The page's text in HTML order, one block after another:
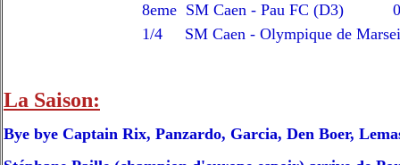
8eme SM Caen - Pau FC (D3) 0 - 0
1/4 SM Caen - Olympique de
La Saison:
Bye bye Captain Rix, Panzardo, Garcia, Den Boer,